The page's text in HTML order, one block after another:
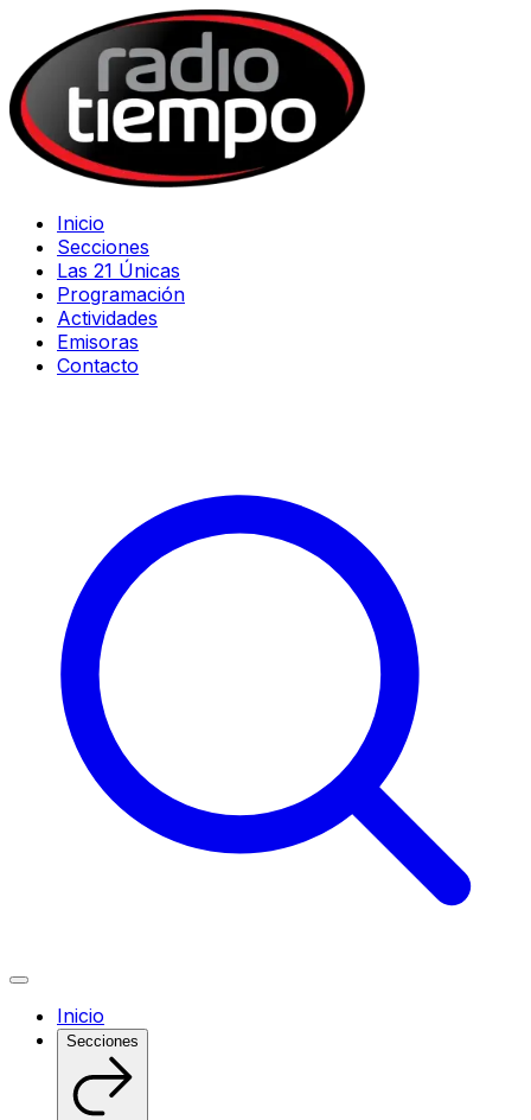
Inicio
Secciones
Las 21 Únicas
Programación
Actividades
Emisoras
Contacto
Inicio
Secciones